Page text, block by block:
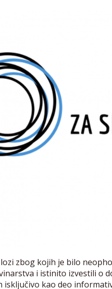
zbog kojih je bilo
i istinito izvestili o
isključivo kao deo